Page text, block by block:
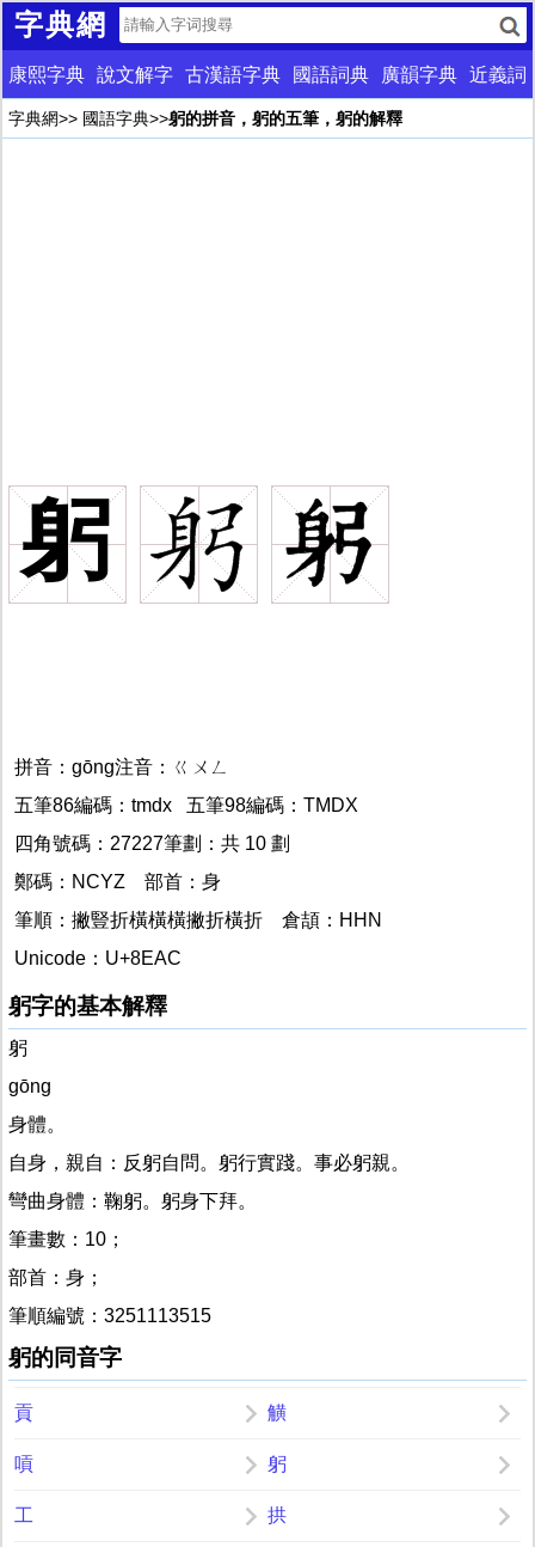
字典網
康熙字典 說文解字 古漢語字典 國語詞典 廣韻字典 近義詞
字典網>> 國語字典>>躬的拼音，躬的五筆，躬的解釋
躬
拼音：gōng注音：ㄍㄨㄥ
五筆86編碼：tmdx 五筆98編碼：TMDX
四角號碼：27227筆劃：共 10 劃
鄭碼：NCYZ 部首：身
筆順：撇豎折橫橫橫撇折橫折
倉頡：HHN
Unicode：U+8EAC
躬字的基本解釋
躬
gōng
身體。
自身，親自：反躬自問。躬行實踐。事必躬親。
彎曲身體：鞠躬。躬身下拜。
筆畫數：10；
部首：身；
筆順編號：3251113515
躬的同音字
貢 觵
嗊 躬
工 拱